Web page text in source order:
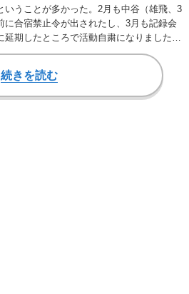
いうことが多かった。2月も中谷（雄飛、3
合宿禁止令が出されたし、3月も記録会
延期したところで活動自粛になりましたか
続きを読む